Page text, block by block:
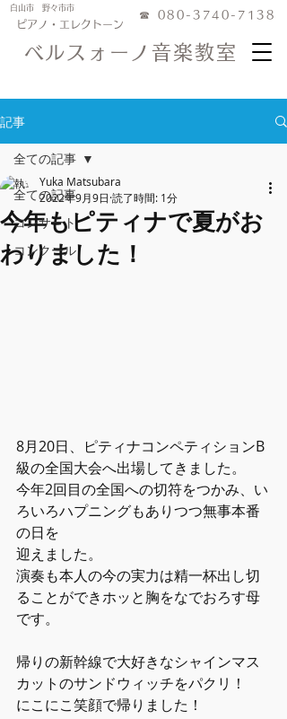
ベルスォーノ音楽教室
白山市 野々市市
☎︎ 080-3740-7138
ピアノ・エレクトーン
記事
全ての記事
コンサート
コンクール
全ての記事
今年もピティナで夏がお
わりました！
Yuka Matsubara
2022年9月9日 読了時間: 1分
8月20日、ピティナコンペティションB
級の全国大会へ出場してきました。
今年2回目の全国への切符をつかみ、い
ろいろハプニングもありつつ無事本番
の日を
迎えました。
演奏も本人の今の実力は精一杯出し切
ることができホッと胸をなでおろす母
です。
帰りの新幹線で大好きなシャインマス
カットのサンドウィッチをパクリ！
にこにこ笑顔で帰りました！